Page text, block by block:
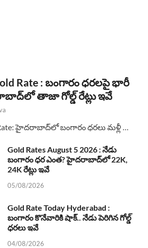
Rate : బంగారం ధరలపై భారీ
తాజా గోల్డ్ రేట్లు ఇవే
Rate: హైదరాబాద్‌లో బంగారం ధరలు మళ్లీ …
Gold Rates August 5 2026 : నేడు
బంగారం ధర ఎంత? హైదరాబాద్‌లో 22K,
24K రేట్లు ఇవే
05/08/2026
Gold Rate Today Hyderabad :
బంగారం కొనేవారికి షాక్.. నేడు పెరిగిన గోల్డ్
ధరలు ఇవే
04/08/2026